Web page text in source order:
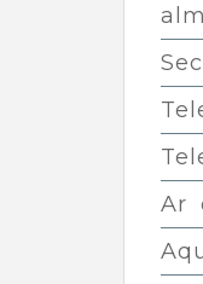
Ar